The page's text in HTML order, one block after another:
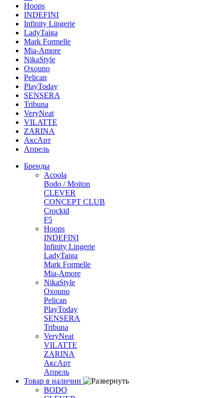
Hoops
INDEFINI
Infinity Lingerie
LadyTaiga
Mark Formelle
Mia-Amore
NikaStyle
Oxouno
Pelican
PlayToday
SENSERA
Tribuna
VeryNeat
VILATTE
ZARINA
АксАрт
Апрель
Бренды
Acoola
Bodo / Moiton
CLEVER
CONCEPT CLUB
Crockid
F5
Hoops
INDEFINI
Infinity Lingerie
LadyTaiga
Mark Formelle
Mia-Amore
NikaStyle
Oxouno
Pelican
PlayToday
SENSERA
Tribuna
VeryNeat
VILATTE
ZARINA
АксАрт
Апрель
Товар в наличии
BODO